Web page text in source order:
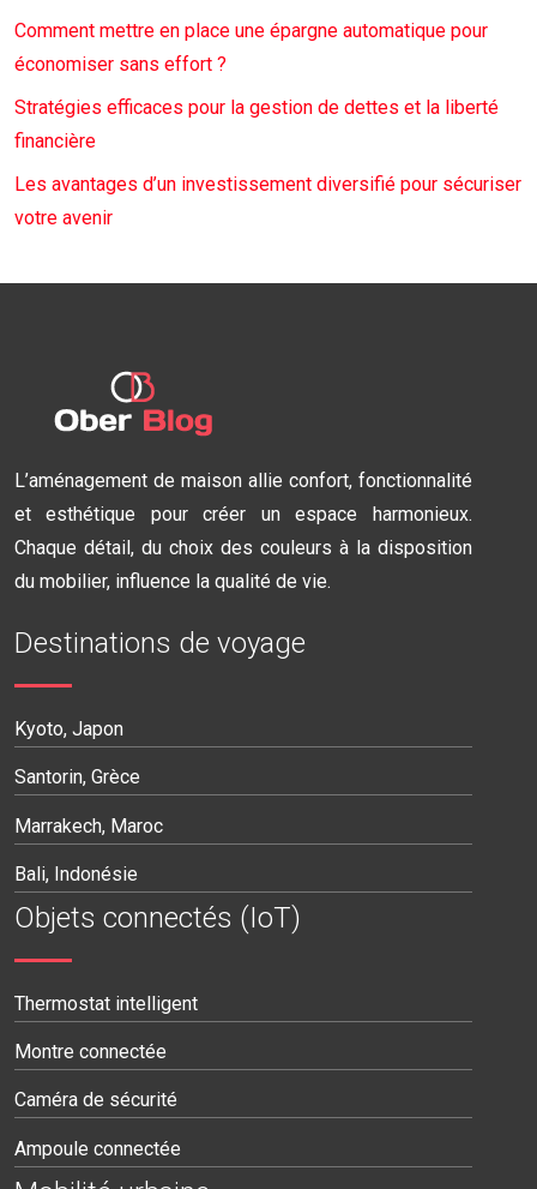
Comment mettre en place une épargne automatique pour
économiser sans effort ?
Stratégies efficaces pour la gestion de dettes et la liberté
financière
Les avantages d’un investissement diversifié pour sécuriser
votre avenir
L’aménagement de maison allie confort, fonctionnalité
et esthétique pour créer un espace harmonieux.
Chaque détail, du choix des couleurs à la disposition
du mobilier, influence la qualité de vie.
Destinations de voyage
Kyoto, Japon
Santorin, Grèce
Marrakech, Maroc
Bali, Indonésie
Objets connectés (IoT)
Thermostat intelligent
Montre connectée
Caméra de sécurité
Ampoule connectée